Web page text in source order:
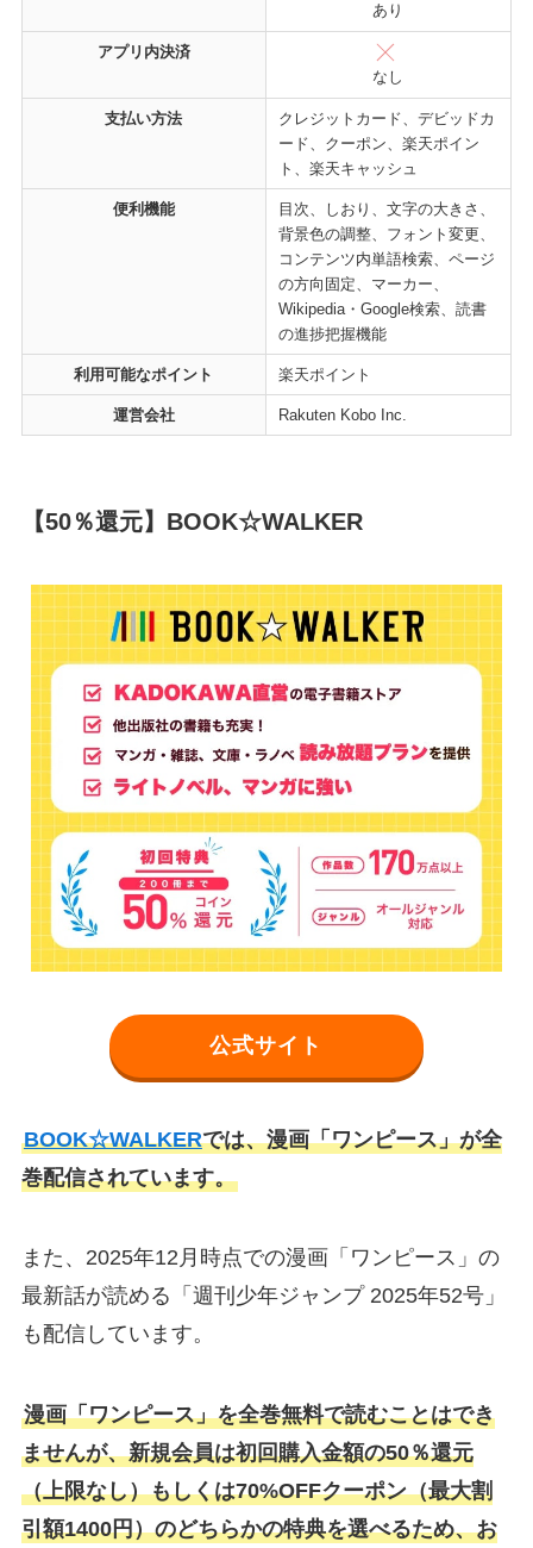
あり
アプリ内決済
なし
支払い方法
クレジットカード、デビッドカ
ード、クーポン、楽天ポイン
ト、楽天キャッシュ
便利機能
目次、しおり、文字の大きさ、
背景色の調整、フォント変更、
コンテンツ内単語検索、ページ
の方向固定、マーカー、
Wikipedia・Google検索、読書
の進捗把握機能
利用可能なポイント 楽天ポイント
運営会社 Rakuten Kobo Inc.
【50％還元】BOOK☆WALKER
公式サイト
BOOK☆WALKERでは、漫画「ワンピース」が全
巻配信されています。
また、2025年12月時点での漫画「ワンピース」の
最新話が読める「週刊少年ジャンプ 2025年52号」
も配信しています。
漫画「ワンピース」を全巻無料で読むことはでき
ませんが、新規会員は初回購入金額の50％還元
（上限なし）もしくは70%OFFクーポン（最大割
引額1400円）のどちらかの特典を選べるため、お